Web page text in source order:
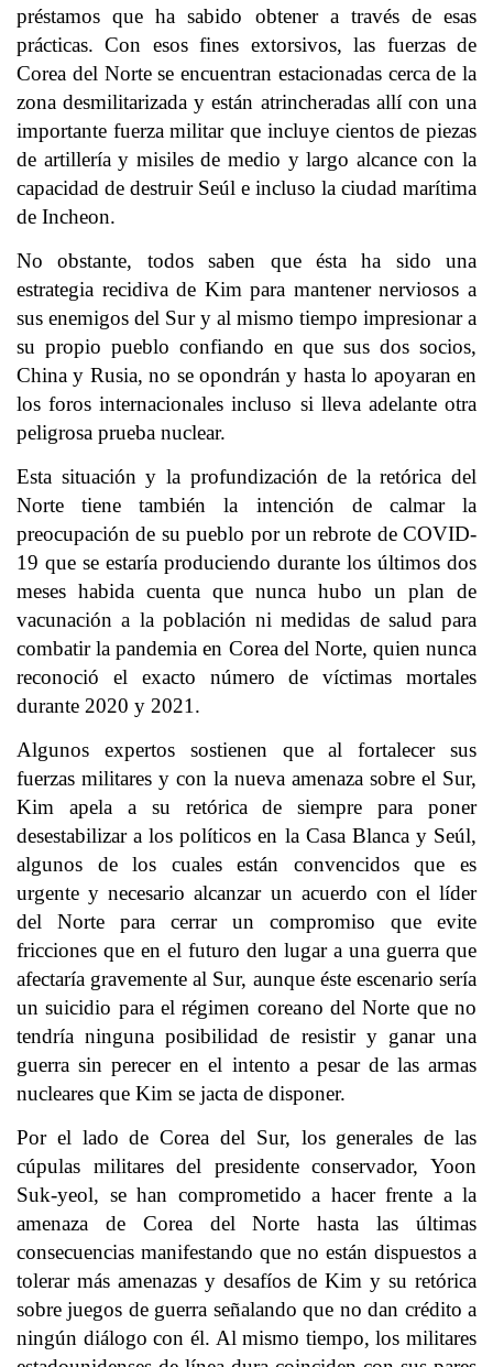
préstamos que ha sabido obtener a través de esas
prácticas. Con esos fines extorsivos, las fuerzas de
Corea del Norte se encuentran estacionadas cerca de la
zona desmilitarizada y están atrincheradas allí con una
importante fuerza militar que incluye cientos de piezas
de artillería y misiles de medio y largo alcance con la
capacidad de destruir Seúl e incluso la ciudad marítima
de Incheon.
No obstante, todos saben que ésta ha sido una
estrategia recidiva de Kim para mantener nerviosos a
sus enemigos del Sur y al mismo tiempo impresionar a
su propio pueblo confiando en que sus dos socios,
China y Rusia, no se opondrán y hasta lo apoyaran en
los foros internacionales incluso si lleva adelante otra
peligrosa prueba nuclear.
Esta situación y la profundización de la retórica del
Norte tiene también la intención de calmar la
preocupación de su pueblo por un rebrote de COVID-
19 que se estaría produciendo durante los últimos dos
meses habida cuenta que nunca hubo un plan de
vacunación a la población ni medidas de salud para
combatir la pandemia en Corea del Norte, quien nunca
reconoció el exacto número de víctimas mortales
durante 2020 y 2021.
Algunos expertos sostienen que al fortalecer sus
fuerzas militares y con la nueva amenaza sobre el Sur,
Kim apela a su retórica de siempre para poner
desestabilizar a los políticos en la Casa Blanca y Seúl,
algunos de los cuales están convencidos que es
urgente y necesario alcanzar un acuerdo con el líder
del Norte para cerrar un compromiso que evite
fricciones que en el futuro den lugar a una guerra que
afectaría gravemente al Sur, aunque éste escenario sería
un suicidio para el régimen coreano del Norte que no
tendría ninguna posibilidad de resistir y ganar una
guerra sin perecer en el intento a pesar de las armas
nucleares que Kim se jacta de disponer.
Por el lado de Corea del Sur, los generales de las
cúpulas militares del presidente conservador, Yoon
Suk-yeol, se han comprometido a hacer frente a la
amenaza de Corea del Norte hasta las últimas
consecuencias manifestando que no están dispuestos a
tolerar más amenazas y desafíos de Kim y su retórica
sobre juegos de guerra señalando que no dan crédito a
ningún diálogo con él. Al mismo tiempo, los militares